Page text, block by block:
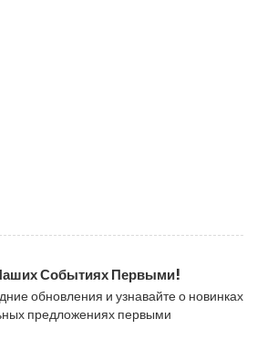
Событиях Первыми!
обновления и узнавайте о новинках
предложениях первыми